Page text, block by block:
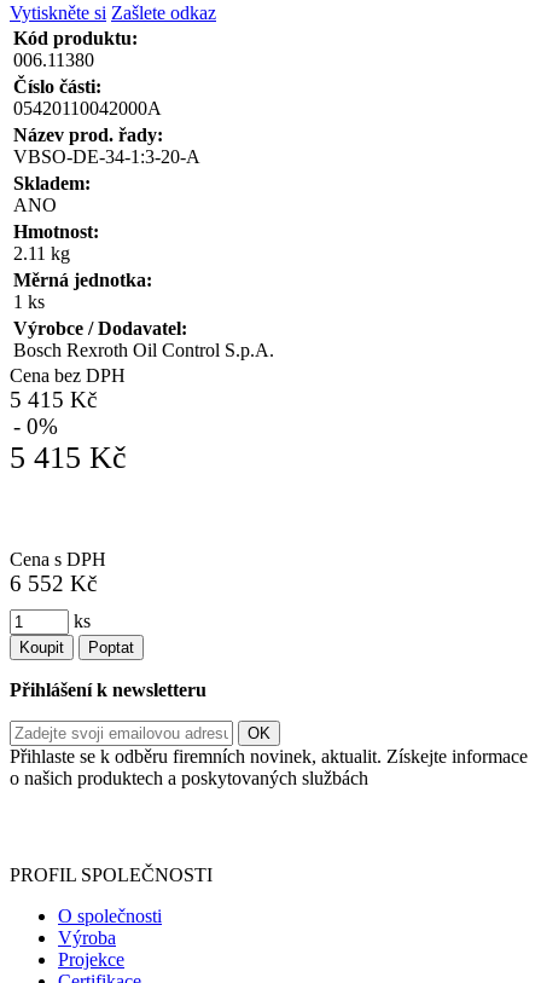
Vytiskněte si Zašlete odkaz
Kód produktu:
006.11380
Číslo části:
05420110042000A
Název prod. řady:
VBSO-DE-34-1:3-20-A
Skladem:
ANO
Hmotnost:
2.11 kg
Měrná jednotka:
1 ks
Výrobce / Dodavatel:
Bosch Rexroth Oil Control S.p.A.
Cena bez DPH
5 415 Kč
- 0%
5 415 Kč
Cena s DPH
6 552 Kč
ks
Koupit Poptat
Přihlášení k newsletteru
Přihlaste se k odběru firemních novinek, aktualit. Získejte informace
o našich produktech a poskytovaných službách
PROFIL SPOLEČNOSTI
O společnosti
Výroba
Projekce